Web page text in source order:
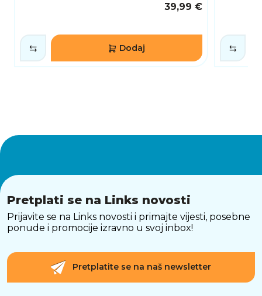
39,99 €
Dodaj
Pretplati se na Links novosti
Prijavite se na Links novosti i primajte vijesti, posebne
ponude i promocije izravno u svoj inbox!
Pretplatite se na naš newsletter